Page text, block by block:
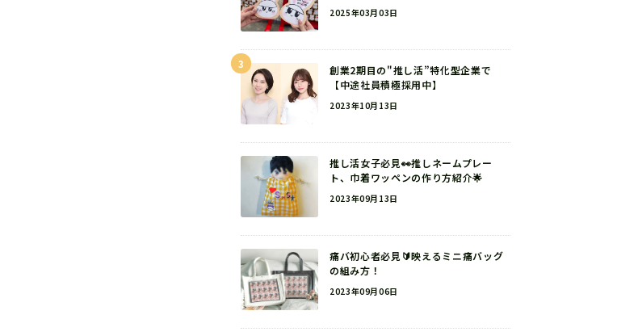
2025年03月03日
3
創業2期目の"推し活”特化型企業で
【中途社員積極採用中】
2023年10月13日
推し活女子必見👀推しネームプレー
ト、巾着ワッペンの作り方紹介🌟
2023年09月13日
痛バ初心者必見🔰映えるミニ痛バッグ
の組み方！
2023年09月06日